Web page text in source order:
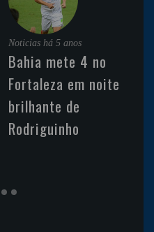
Noticias há 5 anos
Bahia mete 4 no
Fortaleza em noite
brilhante de
Rodriguinho